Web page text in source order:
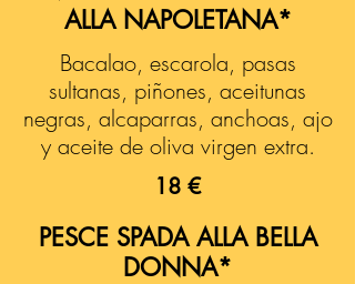
ALLA NAPOLETANA*
Bacalao, escarola, pasas
sultanas, piñones, aceitunas
negras, alcaparras, anchoas, ajo
y aceite de oliva virgen extra.
18 €
PESCE SPADA ALLA BELLA
DONNA*